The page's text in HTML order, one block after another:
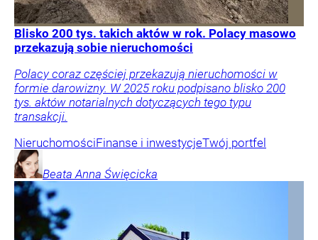
Blisko 200 tys. takich aktów w rok. Polacy masowo
przekazują sobie nieruchomości
Polacy coraz częściej przekazują nieruchomości w
formie darowizny. W 2025 roku podpisano blisko 200
tys. aktów notarialnych dotyczących tego typu
transakcji.
NieruchomościFinanse i inwestycjeTwój portfel
Beata Anna Święcicka